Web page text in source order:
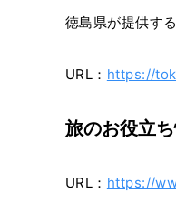
徳島県が提供す
URL： https://
旅のお役立ち
URL： https://